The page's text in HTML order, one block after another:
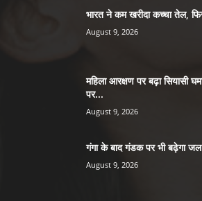
भारत ने कम खरीदा कच्चा तेल,
August 9, 2026
महिला आरक्षण पर बढ़ा सियासी
पर...
August 9, 2026
गंगा के बाद गंडक पर भी बढ़ेगा
August 9, 2026